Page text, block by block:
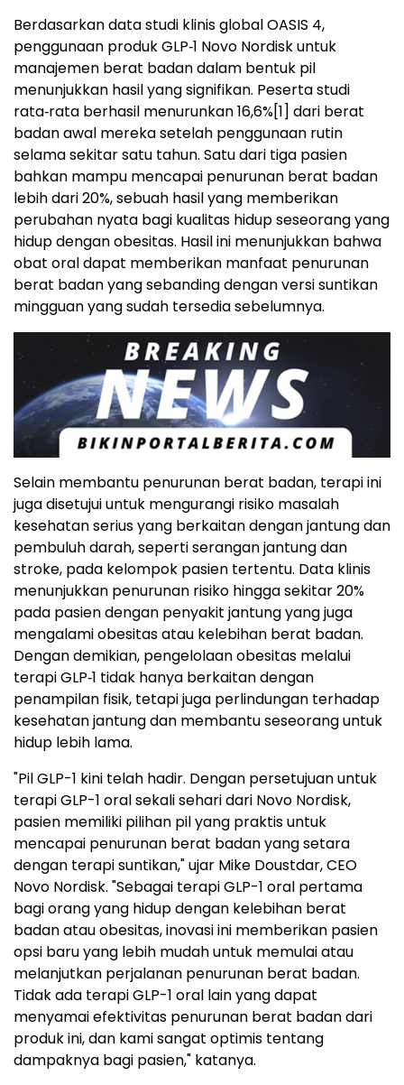
Berdasarkan data studi klinis global OASIS 4,
penggunaan produk GLP‑1 Novo Nordisk untuk
manajemen berat badan dalam bentuk pil
menunjukkan hasil yang signifikan. Peserta studi
rata‑rata berhasil menurunkan 16,6%[1] dari berat
badan awal mereka setelah penggunaan rutin
selama sekitar satu tahun. Satu dari tiga pasien
bahkan mampu mencapai penurunan berat badan
lebih dari 20%, sebuah hasil yang memberikan
perubahan nyata bagi kualitas hidup seseorang yang
hidup dengan obesitas. Hasil ini menunjukkan bahwa
obat oral dapat memberikan manfaat penurunan
berat badan yang sebanding dengan versi suntikan
mingguan yang sudah tersedia sebelumnya.
Selain membantu penurunan berat badan, terapi ini
juga disetujui untuk mengurangi risiko masalah
kesehatan serius yang berkaitan dengan jantung dan
pembuluh darah, seperti serangan jantung dan
stroke, pada kelompok pasien tertentu. Data klinis
menunjukkan penurunan risiko hingga sekitar 20%
pada pasien dengan penyakit jantung yang juga
mengalami obesitas atau kelebihan berat badan.
Dengan demikian, pengelolaan obesitas melalui
terapi GLP‑1 tidak hanya berkaitan dengan
penampilan fisik, tetapi juga perlindungan terhadap
kesehatan jantung dan membantu seseorang untuk
hidup lebih lama.
"Pil GLP-1 kini telah hadir. Dengan persetujuan untuk
terapi GLP-1 oral sekali sehari dari Novo Nordisk,
pasien memiliki pilihan pil yang praktis untuk
mencapai penurunan berat badan yang setara
dengan terapi suntikan," ujar Mike Doustdar, CEO
Novo Nordisk. "Sebagai terapi GLP-1 oral pertama
bagi orang yang hidup dengan kelebihan berat
badan atau obesitas, inovasi ini memberikan pasien
opsi baru yang lebih mudah untuk memulai atau
melanjutkan perjalanan penurunan berat badan.
Tidak ada terapi GLP-1 oral lain yang dapat
menyamai efektivitas penurunan berat badan dari
produk ini, dan kami sangat optimis tentang
dampaknya bagi pasien," katanya.